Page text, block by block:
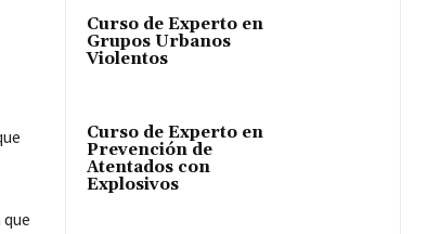
Curso de Experto en
Grupos Urbanos
Violentos
Curso de Experto en
Prevención de
Atentados con
Explosivos